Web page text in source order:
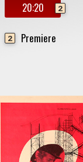
20:20
2
2 Premiere